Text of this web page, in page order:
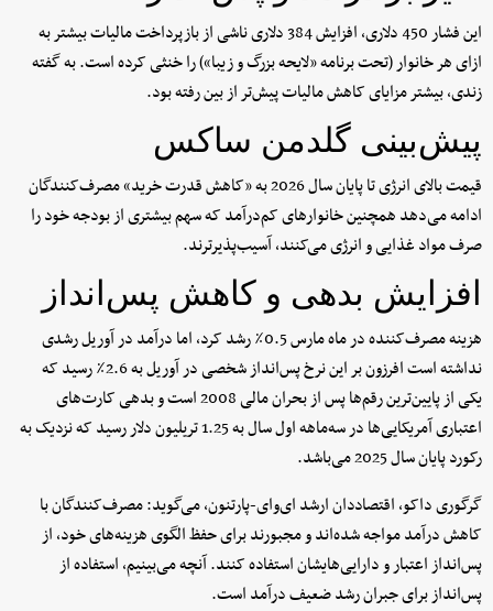
این فشار 450 دلاری، افزایش 384 دلاری ناشی از بازپرداخت مالیات بیشتر به
ازای هر خانوار (تحت برنامه «لایحه بزرگ و زیبا») را خنثی کرده است. به گفته
زندی، بیشتر مزایای کاهش مالیات پیش‌تر از بین رفته بود.
پیش‌بینی گلدمن ساکس
قیمت بالای انرژی تا پایان سال 2026 به «کاهش قدرت خرید» مصرف‌کنندگان
ادامه می‌دهد همچنین خانوارهای کم‌درآمد که سهم بیشتری از بودجه خود را
صرف مواد غذایی و انرژی می‌کنند، آسیب‌پذیرترند.
افزایش بدهی و کاهش پس‌انداز
هزینه مصرف‌کننده در ماه مارس 0.5٪ رشد کرد، اما درآمد در آوریل رشدی
نداشته است افرزون بر این نرخ پس‌انداز شخصی در آوریل به 2.6٪ رسید که
یکی از پایین‌ترین رقم‌ها پس از بحران مالی 2008 است و بدهی کارت‌های
اعتباری آمریکایی‌ها در سه‌ماهه اول سال به 1.25 تریلیون دلار رسید که نزدیک به
رکورد پایان سال 2025 می‌باشد.
گرگوری داکو، اقتصاددان ارشد ای‌وای-پارتنون، می‌گوید: مصرف‌کنندگان با
کاهش درآمد مواجه شده‌اند و مجبورند برای حفظ الگوی هزینه‌های خود، از
پس‌انداز اعتبار و دارایی‌هایشان استفاده کنند. آنچه می‌بینیم، استفاده از
پس‌انداز برای جبران رشد ضعیف درآمد است.